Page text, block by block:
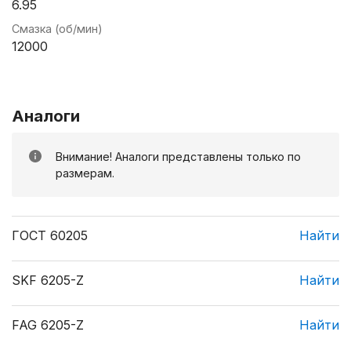
6.95
Смазка (об/мин)
12000
Аналоги
Внимание! Аналоги представлены только по
размерам.
ГОСТ 60205 Найти
SKF 6205-Z Найти
FAG 6205-Z Найти